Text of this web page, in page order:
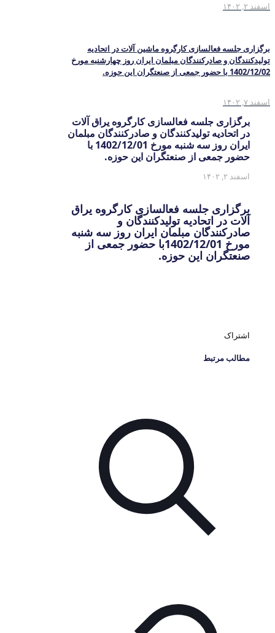
اسفند ۲, ۱۴۰۲
برگزاری جلسه فعالسازی کارگروه ماشین آلات در اتحادیه
تولیدکنندگان و صادرکنندگان مبلمان ایران روز چهارشنبه مورخ
1402/12/02 با حضور جمعی از صنعتگران این حوزه.
اسفند ۷, ۱۴۰۲
برگزاری جلسه فعالسازی کارگروه یراق آلات
در اتحادیه تولیدکنندگان و صادرکنندگان مبلمان
ایران روز سه شنبه مورخ 1402/12/01 با
حضور جمعی از صنعتگران این حوزه.
اسفند ۲, ۱۴۰۲
برگزاری جلسه فعالسازی کارگروه یراق
آلات در اتحادیه تولیدکنندگان و
صادرکنندگان مبلمان ایران روز سه شنبه
مورخ 1402/12/01با حضور جمعی از
صنعتگران این حوزه.
اشتراک
مطالب مرتبط